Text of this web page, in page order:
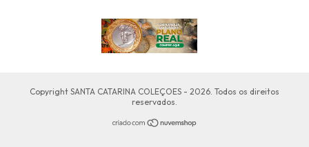
Copyright SANTA CATARINA COLEÇOES - 2026. Todos os direitos
reservados.